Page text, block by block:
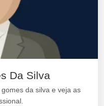
Da Silva
da silva e veja as